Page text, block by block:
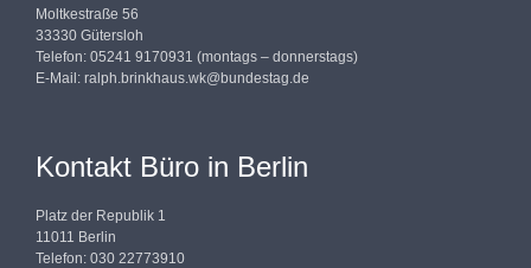
Moltkestraße 56
33330 Gütersloh
Telefon: 05241 9170931 (montags – donnerstags)
E-Mail: ralph.brinkhaus.wk@bundestag.de
Kontakt Büro in Berlin
Platz der Republik 1
11011 Berlin
Telefon: 030 22773910